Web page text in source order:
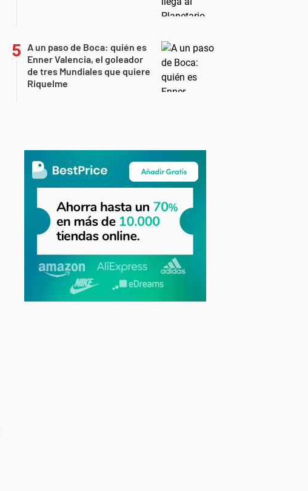
A un paso de Boca: quién es
Enner Valencia, el goleador
de tres Mundiales que quiere
Riquelme